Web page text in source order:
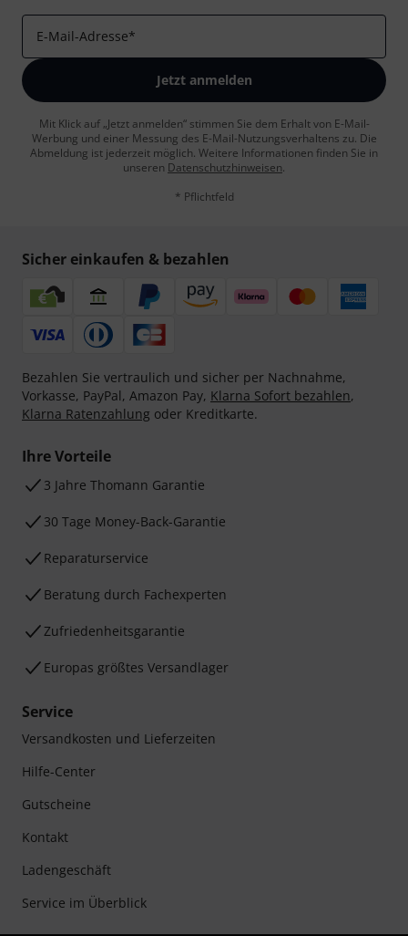
E-Mail-Adresse*
Jetzt anmelden
Mit Klick auf „Jetzt anmelden“ stimmen Sie dem Erhalt von E-Mail-
Werbung und einer Messung des E-Mail-Nutzungsverhaltens zu. Die
Abmeldung ist jederzeit möglich. Weitere Informationen finden Sie in
unseren Datenschutzhinweisen.
* Pflichtfeld
Sicher einkaufen & bezahlen
Bezahlen Sie vertraulich und sicher per Nachnahme,
Vorkasse, PayPal, Amazon Pay, Klarna Sofort bezahlen,
Klarna Ratenzahlung oder Kreditkarte.
Ihre Vorteile
3 Jahre Thomann Garantie
30 Tage Money-Back-Garantie
Reparaturservice
Beratung durch Fachexperten
Zufriedenheitsgarantie
Europas größtes Versandlager
Service
Versandkosten und Lieferzeiten
Hilfe-Center
Gutscheine
Kontakt
Ladengeschäft
Service im Überblick